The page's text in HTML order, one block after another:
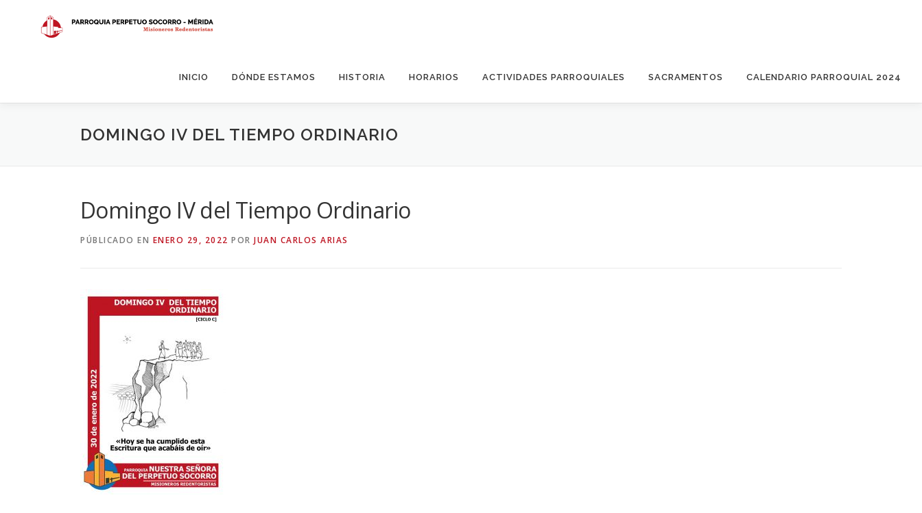
contenido
INICIO DÓNDE ESTAMOS HISTORIA HORARIOS ACTIVIDADES PARROQUIALES SACRAMENTOS CALENDARIO PARROQUIAL 2024
DOMINGO IV DEL TIEMPO ORDINARIO
Domingo IV del Tiempo Ordinario
PÚBLICADO EN ENERO 29, 2022 POR JUAN CARLOS ARIAS